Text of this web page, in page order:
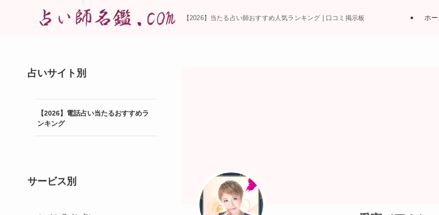
【2026】当たる占い師おすすめ人気ランキング | 口コミ掲示板 ホ
占いサイト別
【2026】電話占い当たるおすすめラ
ンキング
サービス別